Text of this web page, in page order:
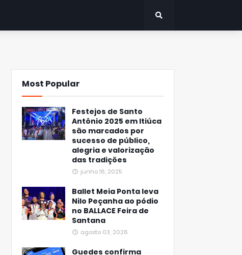
Most Popular
Festejos de Santo
Antônio 2025 em Itiúca
são marcados por
sucesso de público,
alegria e valorização
das tradições
junho 16, 2025
Ballet Meia Ponta leva
Nilo Peçanha ao pódio
no BALLACE Feira de
Santana
agosto 03, 2026
Guedes confirma